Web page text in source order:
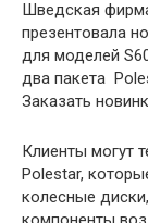
Шведская
презентовала
для моделей
два пакета
Заказать
Клиенты могут
Polestar,
колесные